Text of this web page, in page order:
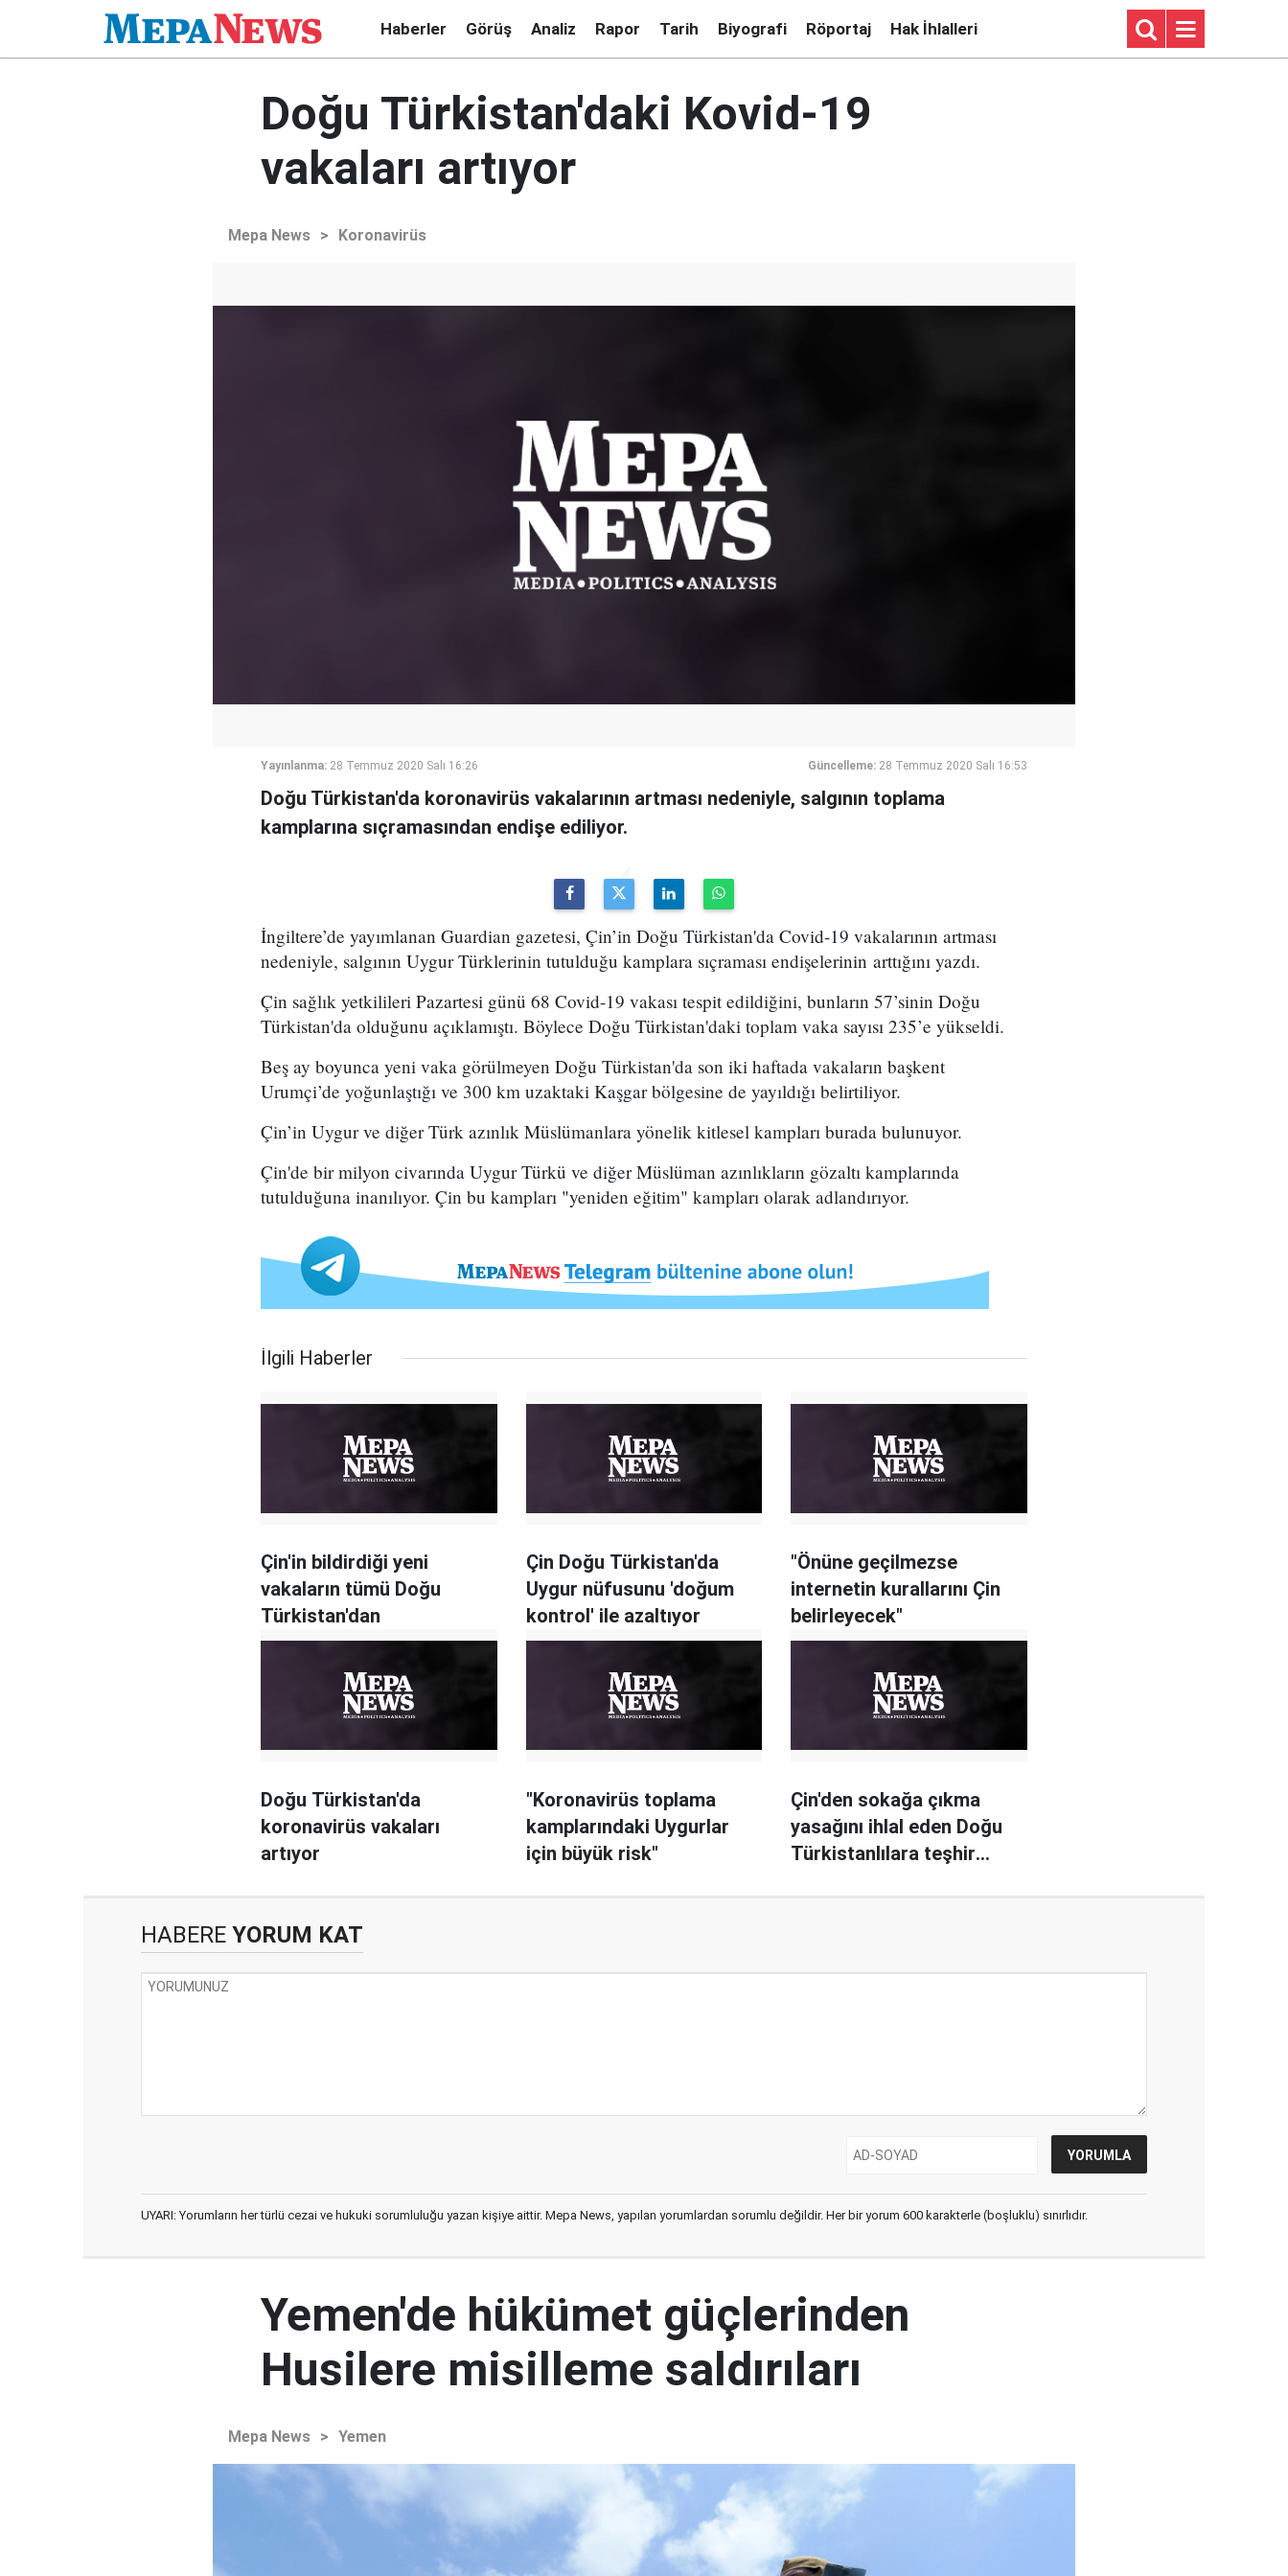
Haberler Görüş Analiz Rapor Tarih Biyografi Röportaj Hak İhlalleri
Doğu Türkistan'daki Kovid-19
vakaları artıyor
Mepa News > Koronavirüs
Yayınlanma: 28 Temmuz 2020 Salı 16:26 Güncelleme: 28 Temmuz 2020 Salı 16:53
Doğu Türkistan'da koronavirüs vakalarının artması nedeniyle, salgının toplama
kamplarına sıçramasından endişe ediliyor.
İngiltere’de yayımlanan Guardian gazetesi, Çin’in Doğu Türkistan'da Covid-19 vakalarının artması
nedeniyle, salgının Uygur Türklerinin tutulduğu kamplara sıçraması endişelerinin arttığını yazdı.
Çin sağlık yetkilileri Pazartesi günü 68 Covid-19 vakası tespit edildiğini, bunların 57’sinin Doğu
Türkistan'da olduğunu açıklamıştı. Böylece Doğu Türkistan'daki toplam vaka sayısı 235’e yükseldi.
Beş ay boyunca yeni vaka görülmeyen Doğu Türkistan'da son iki haftada vakaların başkent
Urumçi’de yoğunlaştığı ve 300 km uzaktaki Kaşgar bölgesine de yayıldığı belirtiliyor.
Çin’in Uygur ve diğer Türk azınlık Müslümanlara yönelik kitlesel kampları burada bulunuyor.
Çin'de bir milyon civarında Uygur Türkü ve diğer Müslüman azınlıkların gözaltı kamplarında
tutulduğuna inanılıyor. Çin bu kampları "yeniden eğitim" kampları olarak adlandırıyor.
İlgili Haberler
Çin'in bildirdiği yeni
vakaların tümü Doğu
Türkistan'dan
Çin Doğu Türkistan'da
Uygur nüfusunu 'doğum
kontrol' ile azaltıyor
"Önüne geçilmezse
internetin kurallarını Çin
belirleyecek"
Doğu Türkistan'da
koronavirüs vakaları
artıyor
"Koronavirüs toplama
kamplarındaki Uygurlar
için büyük risk"
Çin'den sokağa çıkma
yasağını ihlal eden Doğu
Türkistanlılara teşhir
HABERE YORUM KAT
UYARI: Yorumların her türlü cezai ve hukuki sorumluluğu yazan kişiye aittir. Mepa News, yapılan yorumlardan sorumlu değildir. Her bir yorum 600 karakterle (boşluklu) sınırlıdır.
Yemen'de hükümet güçlerinden
Husilere misilleme saldırıları
Mepa News > Yemen